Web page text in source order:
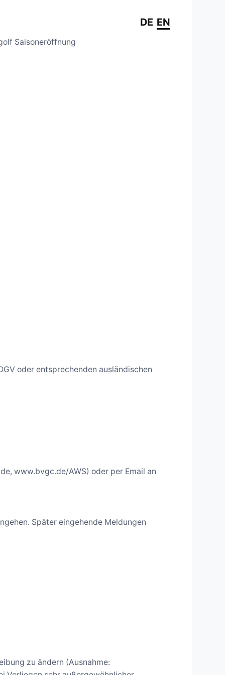
DE EN
Saisoneröffnung
oder entsprechenden ausländischen
www.bvgc.de/AWS) oder per Email an
Später eingehende Meldungen
zu ändern (Ausnahme: